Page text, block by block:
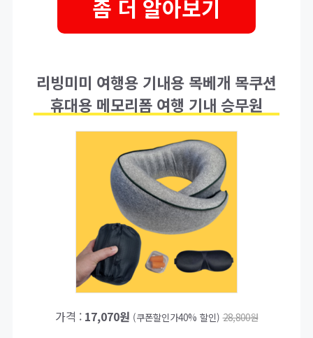
좀 더 알아보기
리빙미미 여행용 기내용 목베개 목쿠션
휴대용 메모리폼 여행 기내 승무원
가격 : 17,070원 (쿠폰할인가40% 할인) 28,800원